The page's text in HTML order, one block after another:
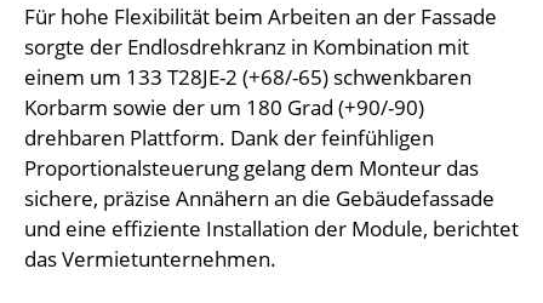
Für hohe Flexibilität beim Arbeiten an der Fassade
sorgte der Endlosdrehkranz in Kombination mit
einem um 133 T28JE-2 (+68/-65) schwenkbaren
Korbarm sowie der um 180 Grad (+90/-90)
drehbaren Plattform. Dank der feinfühligen
Proportionalsteuerung gelang dem Monteur das
sichere, präzise Annähern an die Gebäudefassade
und eine effiziente Installation der Module, berichtet
das Vermietunternehmen.